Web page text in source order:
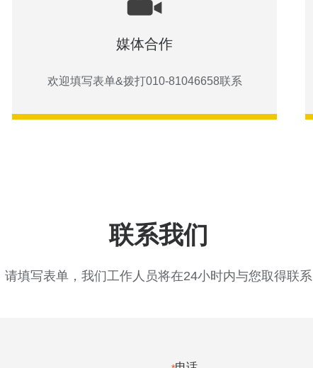
媒体合作
欢迎填写表单&拨打010-81046658联系
联系我们
请填写表单，我们工作人员将在24小时内与您取得联系